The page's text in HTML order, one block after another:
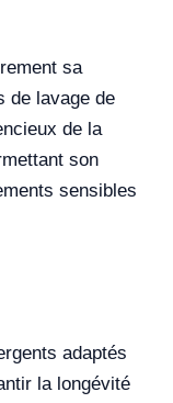
sa
de lavage de
de la
son
sensibles
adaptés
la longévité